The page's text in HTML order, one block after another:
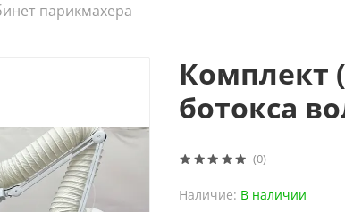
парикмахера
(0)
Наличие: В наличии
Комплект
ботокса